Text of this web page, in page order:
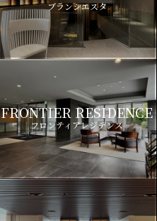
ブランシエスタ
FRONTIER RESIDENCE
フロンティアレジデンス